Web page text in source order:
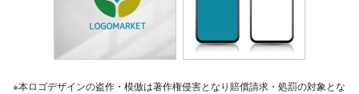
※本ロゴデザインの盗作・模倣は著作権侵害となり賠償請求・処罰の対象とな